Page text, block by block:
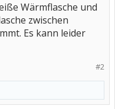
Wärmflasche und
zwischen
Es kann leider
#2